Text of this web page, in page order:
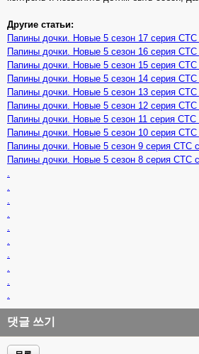
Другие статьи:
Папины дочки. Новые 5 сезон 17 серия СТС
Папины дочки. Новые 5 сезон 16 серия СТС
Папины дочки. Новые 5 сезон 15 серия СТС
Папины дочки. Новые 5 сезон 14 серия СТС
Папины дочки. Новые 5 сезон 13 серия СТС
Папины дочки. Новые 5 сезон 12 серия СТС
Папины дочки. Новые 5 сезон 11 серия СТС
Папины дочки. Новые 5 сезон 10 серия СТС
Папины дочки. Новые 5 сезон 9 серия СТС
Папины дочки. Новые 5 сезон 8 серия СТС
댓글 쓰기